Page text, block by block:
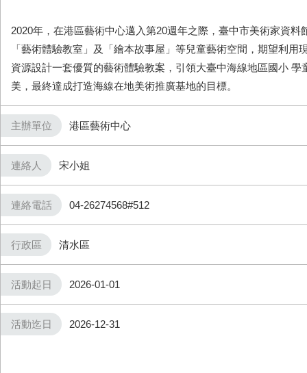
2020年，在港區藝術中心邁入第20週年之際，臺中市美術家資料
「藝術體驗教室」及「繪本故事屋」等兒童藝術空間，期望利用
資源設計一套優質的藝術體驗教案，引領大臺中海線地區國小 學
美，最終達成打造海線在地美術推廣基地的目標。
主辦單位 港區藝術中心
連絡人 宋小姐
連絡電話 04-26274568#512
行政區 清水區
活動起日 2026-01-01
活動迄日 2026-12-31